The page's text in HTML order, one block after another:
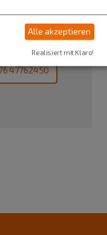
47762450
Alle akzeptieren
Realisiert mit Klaro!